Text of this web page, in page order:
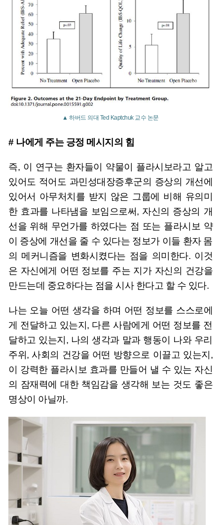
▲ 하버드 의대 Ted Kaptchuk 교수 논문
# 나에게 주는 긍정 메시지의 힘
즉, 이 연구는 환자들이 약물이 플라시보라고 알고
있어도 적어도 과민성대장증후군의 증상의 개선에
있어서 아무처치를 받지 않은 그룹에 비해 유의미
한 효과를 나타냄을 보임으로써, 자신의 증상의 개
선을 위해 무언가를 하였다는 점 또는 플라시보 약
이 증상에 개선을 줄 수 있다는 정보가 이들 환자 몸
의 메커니즘을 변화시켰다는 점을 의미한다. 이것
은 자신에게 어떤 정보를 주는 지가 자신의 건강을
만드는데 중요하다는 점을 시사 한다고 할 수 있다.
나는 오늘 어떤 생각을 하며 어떤 정보를 스스로에
게 전달하고 있는지, 다른 사람에게 어떤 정보를 전
달하고 있는지, 나의 생각과 말과 행동이 나와 우리
주위, 사회의 건강을 어떤 방향으로 이끌고 있는지,
이 강력한 플라시보 효과를 만들어 낼 수 있는 자신
의 잠재력에 대한 책임감을 생각해 보는 것도 좋은
명상이 아닐까.